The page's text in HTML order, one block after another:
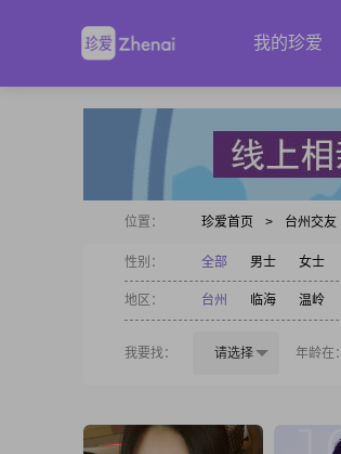
我的珍爱
位置： 珍爱首页 > 台州交友
性别： 全部 男士 女士
地区： 台州 临海 温岭
我要找： 请选择 年龄在：